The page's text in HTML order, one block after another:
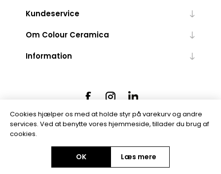
Kundeservice
Om Colour Ceramica
Information
Powered bynopCommerce
Copyright © 2026 Colour Ceramica A/S. Alle rettigheder forbeholdt.
Cookies hjælper os med at holde styr på varekurv og andre
services. Ved at benytte vores hjemmeside, tillader du brug af
cookies.
OK Læs mere